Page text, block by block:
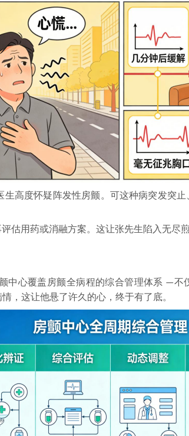
高度怀疑阵发性房颤。可这种病突发突
评估用药或消融方案。这让张先生陷入无尽
中心覆盖房颤全病程的综合管理体系 —不
，这让他悬了许久的心，终于有了底。